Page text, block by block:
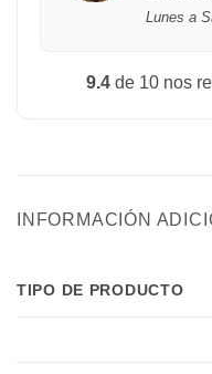
Lunes a
9.4de 10 nos
INFORMACIÓN
TIPO DE PRODUCTO